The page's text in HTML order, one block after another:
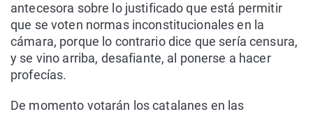
antecesora sobre lo justificado que está permitir
que se voten normas inconstitucionales en la
cámara, porque lo contrario dice que sería censura,
y se vino arriba, desafiante, al ponerse a hacer
profecías.
De momento votarán los catalanes en las